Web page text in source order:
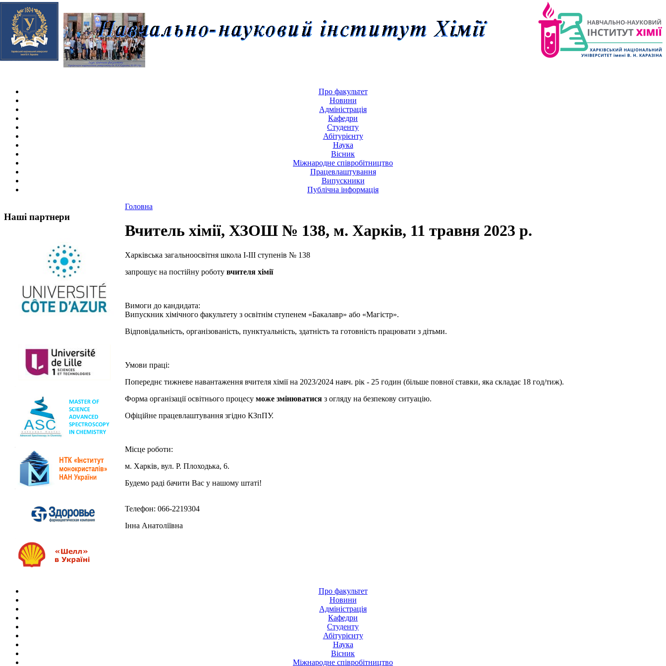
Skip navigation
Про факультет
Новини
Адміністрація
Кафедри
Студенту
Абітурієнту
Наука
Вісник
Міжнародне співробітництво
Працевлаштування
Випускники
Публічна інформація
Наші партнери
Головна
Вчитель хімії, ХЗОШ № 138, м. Харків, 11 травня 2023 р.
Харківська загальноосвітня школа І-ІІІ ступенів № 138
запрошує на постійну роботу вчителя хімії
Вимоги до кандидата:
Випускник хімічного факультету з освітнім ступенем «Бакалавр» або «Магістр».
Відповідальність, організованість, пунктуальність, здатність та готовність працювати з дітьми.
Умови праці:
Попереднє тижневе навантаження вчителя хімії на 2023/2024 навч. рік - 25 годин (більше повної ставки, яка складає 18 год/тиж).
Форма організації освітнього процесу може змінюватися з огляду на безпекову ситуацію.
Офіційне працевлаштування згідно КЗпПУ.
Місце роботи:
м. Харкiв, вул. Р. Плоходька, 6.
Будемо раді бачити Вас у нашому штаті!
Телефон: 066-2219304
Інна Анатоліївна
Про факультет
Новини
Адміністрація
Кафедри
Студенту
Абітурієнту
Наука
Вісник
Міжнародне співробітництво